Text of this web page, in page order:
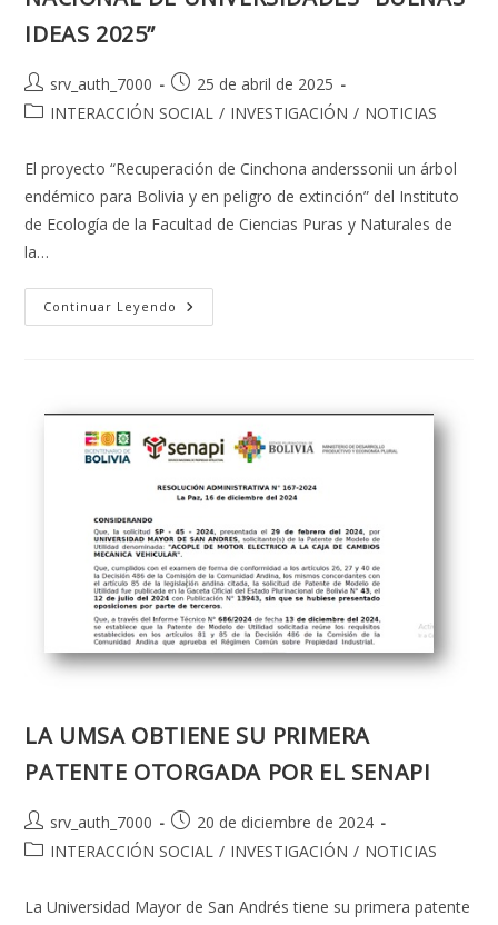
IDEAS 2025”
Autor
de
srv_auth_7000
Publicación
de
25 de abril de 2025
Categoría
la
entrada:
INTERACCIÓN SOCIAL / INVESTIGACIÓN / NOTICIAS
El proyecto “Recuperación de Cinchona anderssonii un árbol
endémico para Bolivia y en peligro de extinción” del Instituto
de Ecología de la Facultad de Ciencias Puras y Naturales de
la…
Continuar Leyendo PROYECTO
DE
EN
FERIA
NACIONAL
UNIVERSIDADES
IDEAS
2025”
LA UMSA OBTIENE SU PRIMERA
PATENTE OTORGADA POR EL SENAPI
Autor
de
srv_auth_7000
Publicación
de
20 de diciembre de 2024
Categoría
la
entrada:
INTERACCIÓN SOCIAL / INVESTIGACIÓN / NOTICIAS
La Universidad Mayor de San Andrés tiene su primera patente